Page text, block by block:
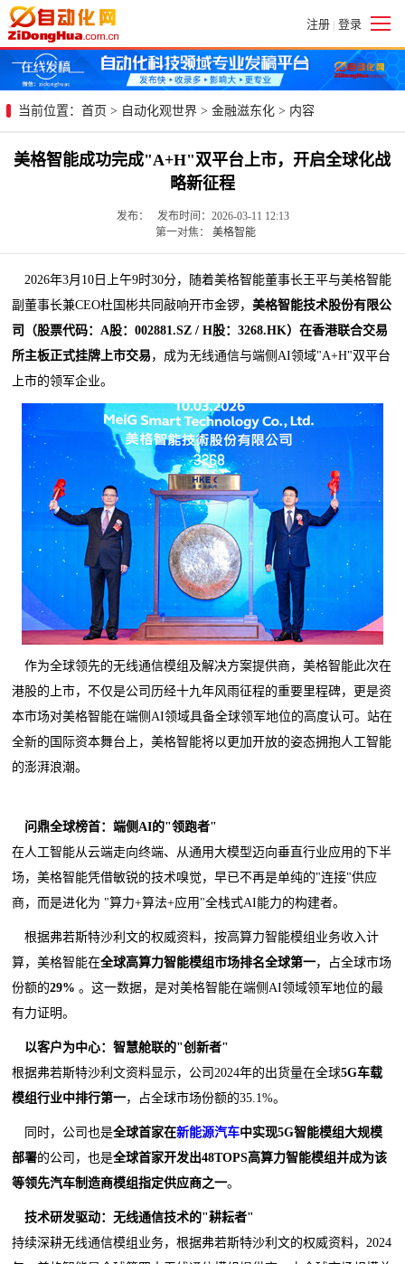
注册 | 登录
当前位置： 首页 > 自动化观世界 > 金融滋东化 > 内容
美格智能成功完成"A+H"双平台上市，开启全球化战
略新征程
发布： 发布时间：2026-03-11 12:13
第一对焦： 美格智能
2026年3月10日上午9时30分，随着美格智能董事长王平与美格智能
副董事长兼CEO杜国彬共同敲响开市金锣，美格智能技术股份有限公
司（股票代码： A股：002881.SZ / H股：3268.HK）在香港联合交易
所主板正式挂牌上市交易 ，成为无线通信与端侧AI领域"A+H"双平台
上市的领军企业。
作为全球领先的无线通信模组及解决方案提供商，美格智能此次在
港股的上市，不仅是公司历经十九年风雨征程的重要里程碑，更是资
本市场对美格智能在端侧AI领域具备全球领军地位的高度认可。站在
全新的国际资本舞台上，美格智能将以更加开放的姿态拥抱人工智能
的澎湃浪潮。
问鼎全球榜首：端侧AI的"领跑者"
在人工智能从云端走向终端、从通用大模型迈向垂直行业应用的下半
场，美格智能凭借敏锐的技术嗅觉，早已不再是单纯的"连接"供应
商，而是进化为 "算力+算法+应用"全栈式AI能力的构建者。
根据弗若斯特沙利文的权威资料，按高算力智能模组业务收入计
算，美格智能在全球高算力智能模组市场排名全球第一，占全球市场
份额的29% 。这一数据，是对美格智能在端侧AI领域领军地位的最
有力证明。
以客户为中心：智慧舱联的"创新者"
根据弗若斯特沙利文资料显示，公司2024年的出货量在全球5G车载
模组行业中排行第一，占全球市场份额的35.1%。
同时，公司也是全球首家在新能源汽车中实现5G智能模组大规模
部署的公司，也是全球首家开发出48TOPS高算力智能模组并成为该
等领先汽车制造商模组指定供应商之一。
技术研发驱动：无线通信技术的"耕耘者"
持续深耕无线通信模组业务，根据弗若斯特沙利文的权威资料，2024